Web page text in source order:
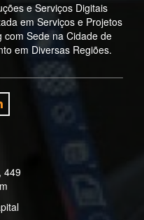
e Serviços Digitais
em Serviços e Projetos
com Sede na Cidade de
em Diversas Regiões.
449